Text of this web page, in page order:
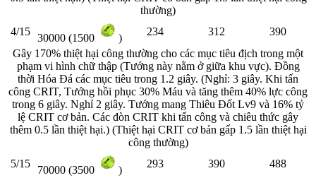
thường)
4/15
30000 (1500 )
234 312
390
Gây 170% thiệt hại công thường cho các mục tiêu địch trong một
phạm vi hình chữ thập (Tướng này nằm ở giữa khu vực). Đồng
thời Hóa Đá các mục tiêu trong 1.2 giây. (Nghỉ: 3 giây. Khi tấn
công CRIT, Tướng hồi phục 30% Máu và tăng thêm 40% lực công
trong 6 giây. Nghỉ 2 giây. Tướng mang Thiêu Đốt Lv9 và 16% tỷ
lệ CRIT cơ bản. Các đòn CRIT khi tấn công và chiêu thức gây
thêm 0.5 lần thiệt hại.) (Thiệt hại CRIT cơ bản gấp 1.5 lần thiệt hại
công thường)
5/15
70000 (3500 )
293 390
488